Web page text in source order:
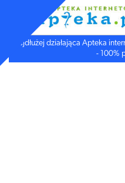
Najdłużej działająca Apteka
- 100%